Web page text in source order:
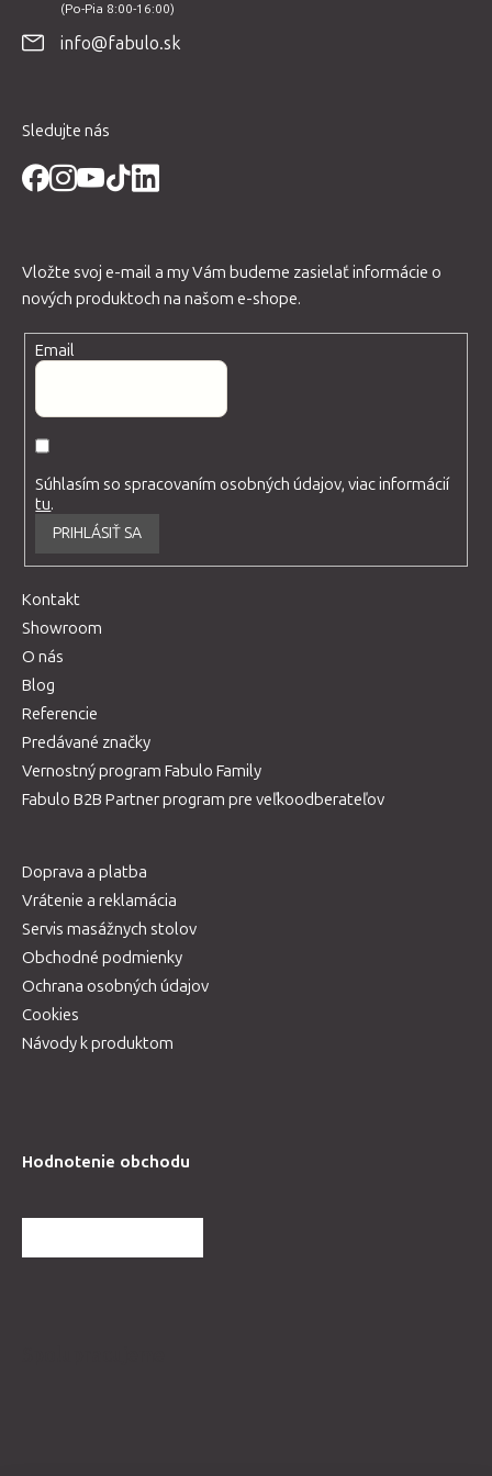
info@fabulo.sk
Sledujte nás
Vložte svoj e-mail a my Vám budeme zasielať informácie o
nových produktoch na našom e-shope.
Email
Súhlasím so spracovaním osobných údajov, viac informácií
tu.
PRIHLÁSIŤ SA
Kontakt
Showroom
O nás
Blog
Referencie
Predávané značky
Vernostný program Fabulo Family
Fabulo B2B Partner program pre veľkoodberateľov
Doprava a platba
Vrátenie a reklamácia
Servis masážnych stolov
Obchodné podmienky
Ochrana osobných údajov
Cookies
Návody k produktom
Hodnotenie obchodu